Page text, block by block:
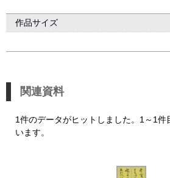
作品サイズ
関連資料
1件のデータがヒットしました。1～1件
います。